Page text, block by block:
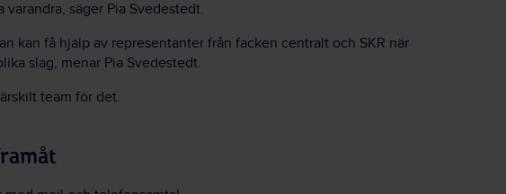
säger Pia Svedestedt.
kan få hjälp av representanter från facken centralt och SKR när
slag, menar Pia Svedestedt.
team för det.